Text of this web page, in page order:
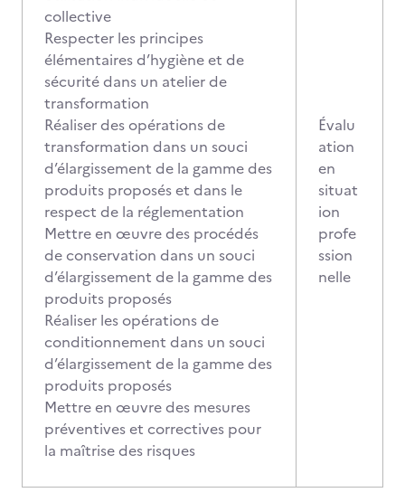
collective
Respecter les principes
élémentaires d’hygiène et de
sécurité dans un atelier de
transformation
Réaliser des opérations de
transformation dans un souci
d’élargissement de la gamme des
produits proposés et dans le
respect de la réglementation
Mettre en œuvre des procédés
de conservation dans un souci
d’élargissement de la gamme des
produits proposés
Réaliser les opérations de
conditionnement dans un souci
d’élargissement de la gamme des
produits proposés
Mettre en œuvre des mesures
préventives et correctives pour
la maîtrise des risques
Évalu
ation
en
situat
ion
profe
ssion
nelle